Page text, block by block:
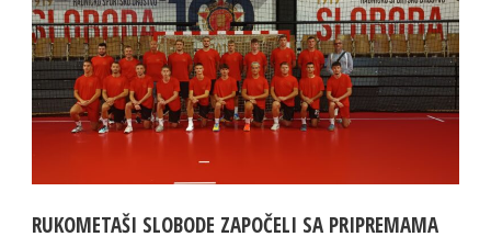
RUKOMETAŠI SLOBODE ZAPOČELI SA PRIPREMAMA